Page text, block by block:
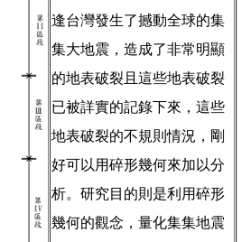
逢台灣發生了撼動全球的集
集大地震，造成了非常明顯
的地表破裂且這些地表破裂
已被詳實的記錄下來，這些
地表破裂的不規則情況，剛
好可以用碎形幾何來加以分
析。研究目的則是利用碎形
幾何的觀念，量化集集地震